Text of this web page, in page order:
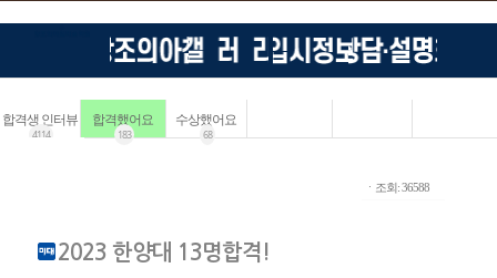
합격생 인터뷰
4114
합격했어요
183
수상했어요
68
ㆍ조회: 36588
2023 한양대 13명합격!